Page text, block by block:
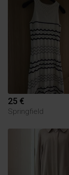
25 €
Springfield